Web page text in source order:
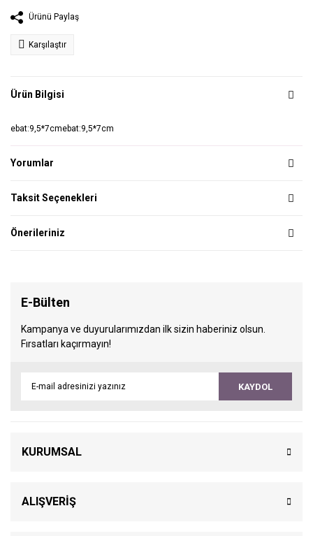
Ürünü Paylaş
Karşılaştır
Ürün Bilgisi
ebat:9,5*7cmebat:9,5*7cm
Yorumlar
Taksit Seçenekleri
Önerileriniz
E-Bülten
Kampanya ve duyurularımızdan ilk sizin haberiniz olsun.
Fırsatları kaçırmayın!
KAYDOL
KURUMSAL
ALIŞVERİŞ